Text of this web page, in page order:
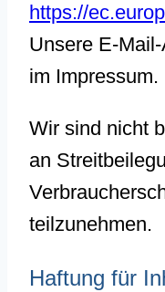
https://
Unsere E-
im Impressum.
Wir sind nicht
an
teilzunehmen.
Haftung für